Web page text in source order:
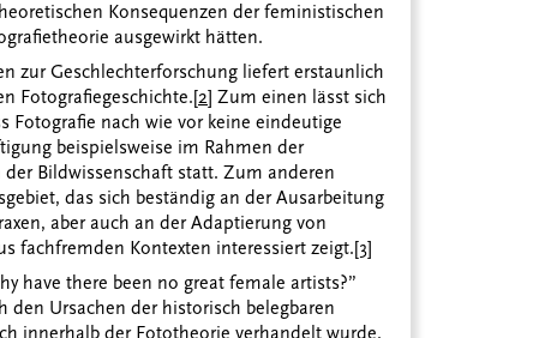
Konsequenzen der feministischen
ausgewirkt hätten.
zur Geschlechterforschung liefert erstaunlich
Fotografiegeschichte.[2] Zum einen lässt sich
nach wie vor keine eindeutige
beispielsweise im Rahmen der
Bildwissenschaft statt. Zum anderen
das sich beständig an der Ausarbeitung
aber auch an der Adaptierung von
fachfremden Kontexten interessiert zeigt.[3]
have there been no great female artists?”
den Ursachen der historisch belegbaren
innerhalb der Fototheorie verhandelt wurde.